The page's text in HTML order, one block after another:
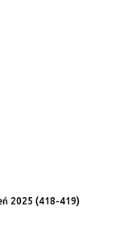
2025 (418-419)